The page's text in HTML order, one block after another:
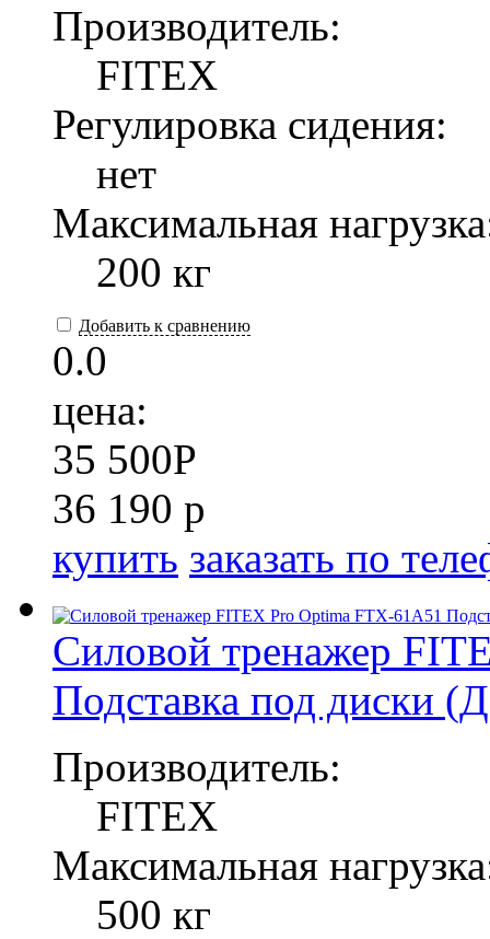
Производитель:
FITEX
Регулировка сидения:
нет
Максимальная
200 кг
Добавить к сравнению
0.0
цена:
35 500P
36 190 р
купить заказать по
Силовой тренажер
Подставка под диски
Производитель:
FITEX
Максимальная
500 кг